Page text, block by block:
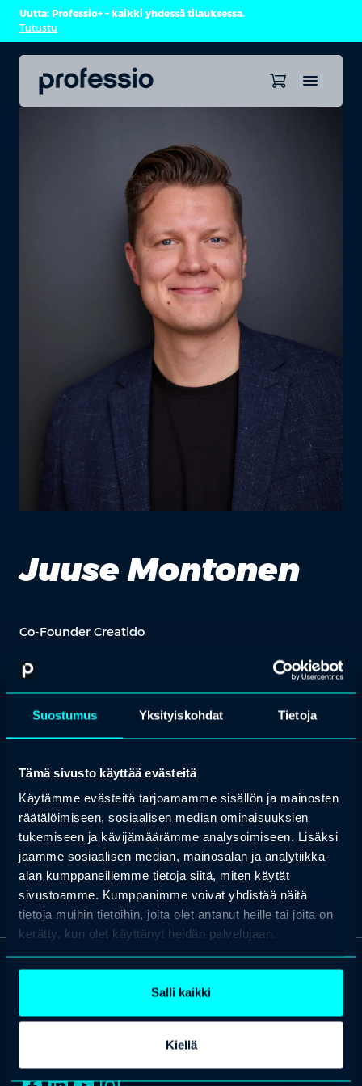
Suostumus Yksityiskohdat Tietoja
Tämä sivusto käyttää evästeitä
Käytämme evästeitä tarjoamamme sisällön ja mainosten
räätälöimiseen, sosiaalisen median ominaisuuksien
tukemiseen ja kävijämäärämme analysoimiseen. Lisäksi
jaamme sosiaalisen median, mainosalan ja analytiikka-
alan kumppaneillemme tietoja siitä, miten käytät
sivustoamme. Kumppanimme voivat yhdistää näitä
tietoja muihin tietoihin, joita olet antanut heille tai joita on
kerätty, kun olet käyttänyt heidän palvelujaan.
Salli kaikki
Kiellä
Uutta: Professio+ – kaikki yhdessä tilauksessa.
Tutustu
Juuse Montonen
Co-Founder Creatido
Juuse Montonen (Co-Founder): Juusen työuran punaisena lankana
on kulkenut pyrkimys auttaa asiakkaita ymmärtämään tiedolla
johtamisen ydintä heidän omassa kontekstissaan. Juuse on
toiminut vastuukonsulttina kymmenissä projekteissa, minkä
lisäksi hänellä on kokemusta liiketoiminnan strategisesta
johtamisesta, esimiestyöstä ja projektijohtamisesta. Juusen
organisaatioita.
Erityisosaaminen: Tiedolla johtamisen kokonaisarkkitehtuuri,
kehittämisprojektien määrittely ja johtaminen
Keilaranta 1 A, 02150 Espoo
+358 (0)20 780 6220